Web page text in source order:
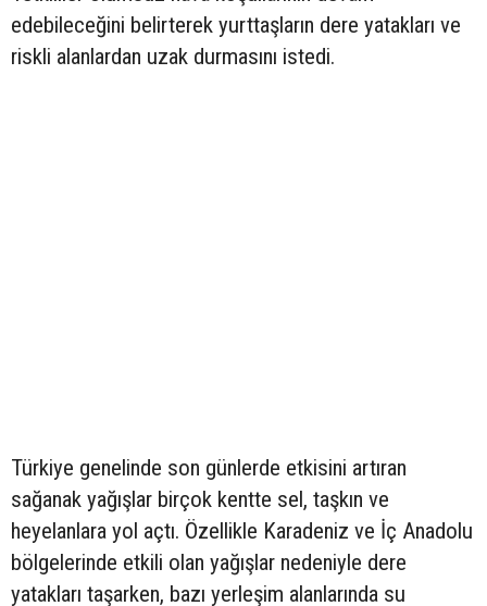
edebileceğini belirterek yurttaşların dere yatakları ve
riskli alanlardan uzak durmasını istedi.
Türkiye genelinde son günlerde etkisini artıran
sağanak yağışlar birçok kentte sel, taşkın ve
heyelanlara yol açtı. Özellikle Karadeniz ve İç Anadolu
bölgelerinde etkili olan yağışlar nedeniyle dere
yatakları taşarken, bazı yerleşim alanlarında su